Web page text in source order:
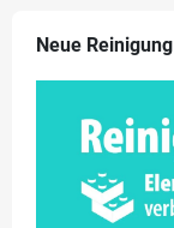
Neue Reinigung